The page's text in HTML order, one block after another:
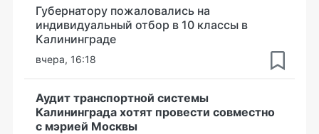
Губернатору пожаловались на
индивидуальный отбор в 10 классы в
Калининграде
вчера, 16:18
Аудит транспортной системы
Калининграда хотят провести совместно
с мэрией Москвы